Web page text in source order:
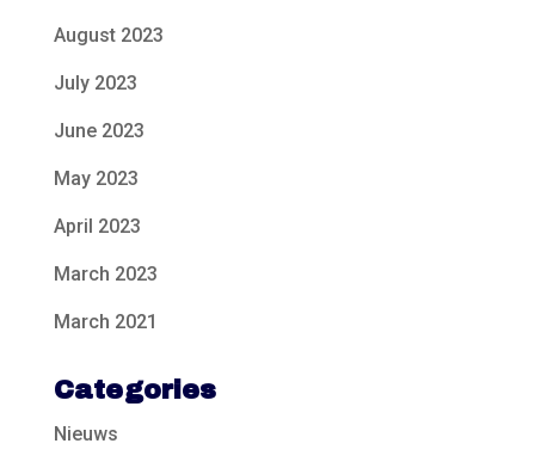
August 2023
July 2023
June 2023
May 2023
April 2023
March 2023
March 2021
Categories
Nieuws